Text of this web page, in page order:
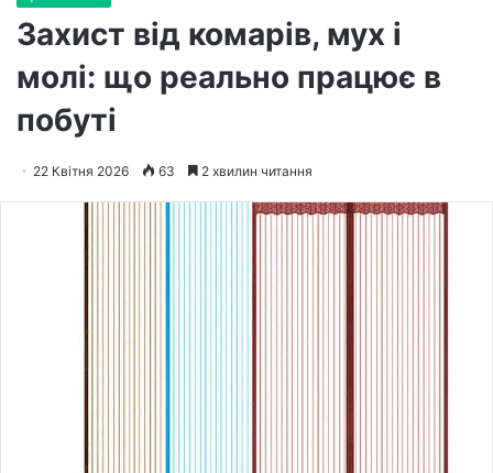
Захист від комарів, мух і
молі: що реально працює в
побуті
22 Квітня 2026 63 2 хвилин читання